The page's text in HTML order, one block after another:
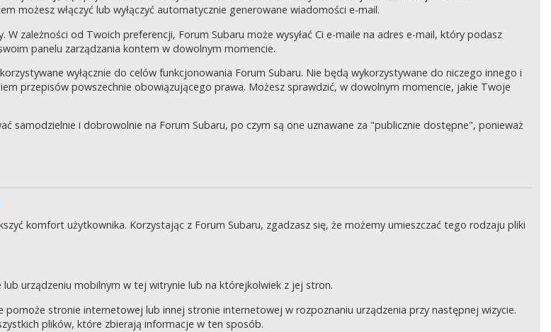
możesz włączyć lub wyłączyć automatycznie generowane wiadomości e-mail.
zależności od Twoich preferencji, Forum Subaru może wysyłać Ci e-maile na adres e-mail, który podasz
panelu zarządzania kontem w dowolnym momencie.
wyłącznie do celów funkcjonowania Forum Subaru. Nie będą wykorzystywane do niczego innego i
przepisów powszechnie obowiązującego prawa. Możesz sprawdzić, w dowolnym momencie, jakie Twoje
samodzielnie i dobrowolnie na Forum Subaru, po czym są one uznawane za "publicznie dostępne", ponieważ
komfort użytkownika. Korzystając z Forum Subaru, zgadzasz się, że możemy umieszczać tego rodzaju pliki
urządzeniu mobilnym w tej witrynie lub na którejkolwiek z jej stron.
pomoże stronie internetowej lub innej stronie internetowej w rozpoznaniu urządzenia przy następnej wizycie.
plików, które zbierają informacje w ten sposób.